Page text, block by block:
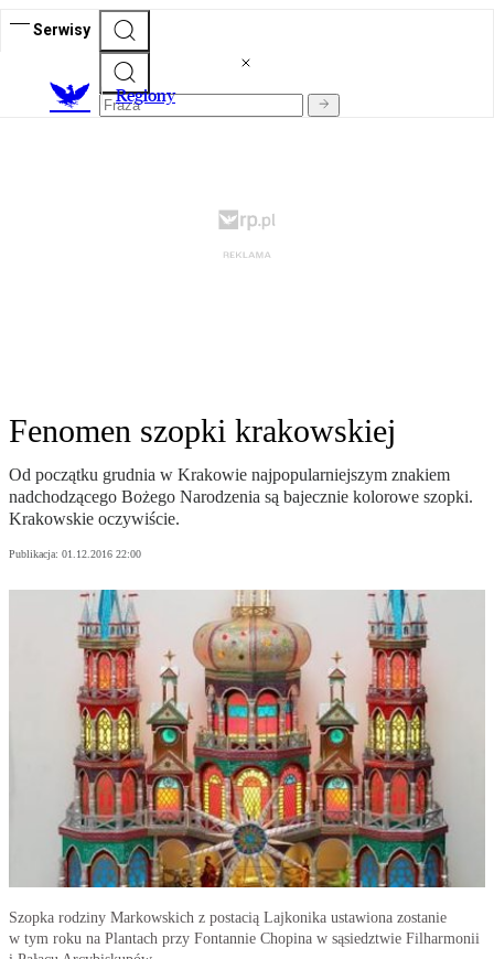
Serwisy
Regiony
Fenomen szopki krakowskiej
Od początku grudnia w Krakowie najpopularniejszym znakiem
nadchodzącego Bożego Narodzenia są bajecznie kolorowe szopki.
Krakowskie oczywiście.
Publikacja: 01.12.2016 22:00
Szopka rodziny Markowskich z postacią Lajkonika ustawiona zostanie
w tym roku na Plantach przy Fontannie Chopina w sąsiedztwie Filharmonii